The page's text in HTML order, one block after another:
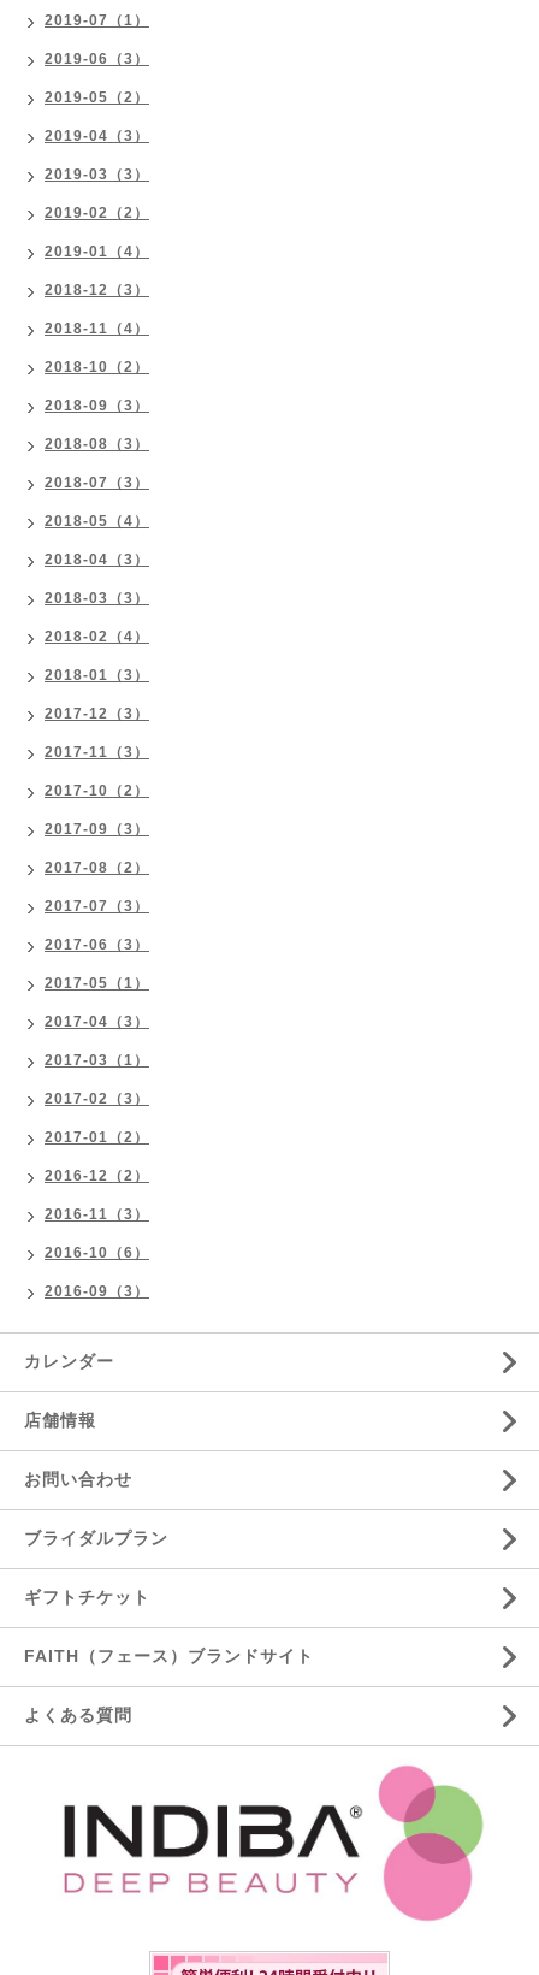
2019-07（1）
2019-06（3）
2019-05（2）
2019-04（3）
2019-03（3）
2019-02（2）
2019-01（4）
2018-12（3）
2018-11（4）
2018-10（2）
2018-09（3）
2018-08（3）
2018-07（3）
2018-05（4）
2018-04（3）
2018-03（3）
2018-02（4）
2018-01（3）
2017-12（3）
2017-11（3）
2017-10（2）
2017-09（3）
2017-08（2）
2017-07（3）
2017-06（3）
2017-05（1）
2017-04（3）
2017-03（1）
2017-02（3）
2017-01（2）
2016-12（2）
2016-11（3）
2016-10（6）
2016-09（3）
カレンダー
店舗情報
お問い合わせ
ブライダルプラン
ギフトチケット
FAITH（フェース）ブランドサイト
よくある質問